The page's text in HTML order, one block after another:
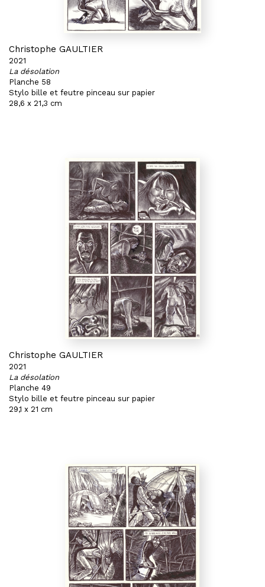
Christophe GAULTIER
2021
La désolation
Planche 58
Stylo bille et feutre pinceau sur papier
28,6 x 21,3 cm
Christophe GAULTIER
2021
La désolation
Planche 49
Stylo bille et feutre pinceau sur papier
29,1 x 21 cm